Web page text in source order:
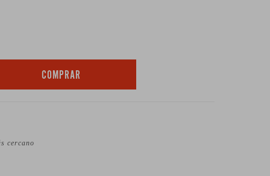
COMPRAR
cercano